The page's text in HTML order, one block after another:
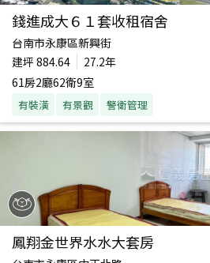
錢進成大６１套收租宿舍
台南市永康區新興街
建坪 884.64
27.2年
61房2廳62衛9室
有裝潢 有景觀 警衛管理
鳳翔金世界水水大套房